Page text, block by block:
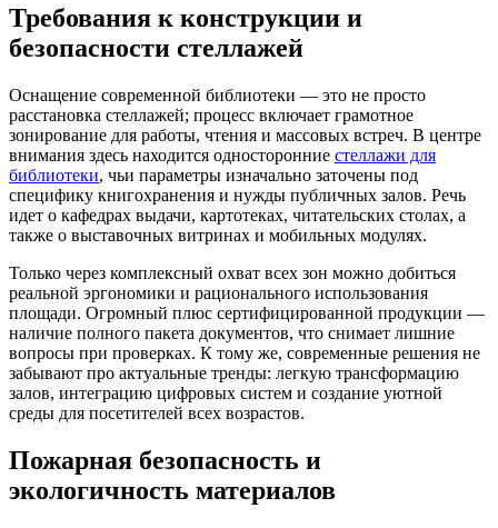
Требования к конструкции и
безопасности стеллажей
Оснащение современной библиотеки — это не просто
расстановка стеллажей; процесс включает грамотное
зонирование для работы, чтения и массовых встреч. В центре
внимания здесь находится односторонние стеллажи для
библиотеки, чьи параметры изначально заточены под
специфику книгохранения и нужды публичных залов. Речь
идет о кафедрах выдачи, картотеках, читательских столах, а
также о выставочных витринах и мобильных модулях.
Только через комплексный охват всех зон можно добиться
реальной эргономики и рационального использования
площади. Огромный плюс сертифицированной продукции —
наличие полного пакета документов, что снимает лишние
вопросы при проверках. К тому же, современные решения не
забывают про актуальные тренды: легкую трансформацию
залов, интеграцию цифровых систем и создание уютной
среды для посетителей всех возрастов.
Пожарная безопасность и
экологичность материалов